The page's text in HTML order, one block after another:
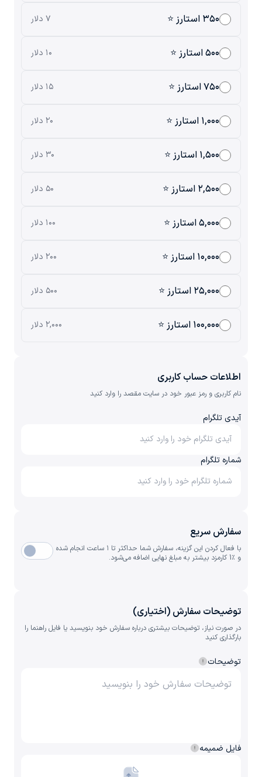
۳۵۰ استارز ⭐ ۷ دلار
۵۰۰ استارز ⭐ ۱۰ دلار
۷۵۰ استارز ⭐ ۱۵ دلار
۱,۰۰۰ استارز ⭐ ۲۰ دلار
۱,۵۰۰ استارز ⭐ ۳۰ دلار
۲,۵۰۰ استارز ⭐ ۵۰ دلار
۵,۰۰۰ استارز ⭐ ۱۰۰ دلار
۱۰,۰۰۰ استارز ⭐ ۲۰۰ دلار
۲۵,۰۰۰ استارز ⭐ ۵۰۰ دلار
۱۰۰,۰۰۰ استارز ⭐ ۲,۰۰۰ دلار
اطلاعات حساب کاربری
نام کاربری و رمز عبور خود در سایت مقصد را وارد کنید
آیدی تلگرام
شماره تلگرام
سفارش سریع
با فعال کردن این گزینه، سفارش شما حداکثر تا ۱ ساعت انجام شده
و ٪1 کارمزد بیشتر به مبلغ نهایی اضافه می‌شود.
توضیحات سفارش (اختیاری)
در صورت نیاز، توضیحات بیشتری درباره سفارش خود بنویسید یا فایل راهنما را
بارگذاری کنید
توضیحات
فایل ضمیمه